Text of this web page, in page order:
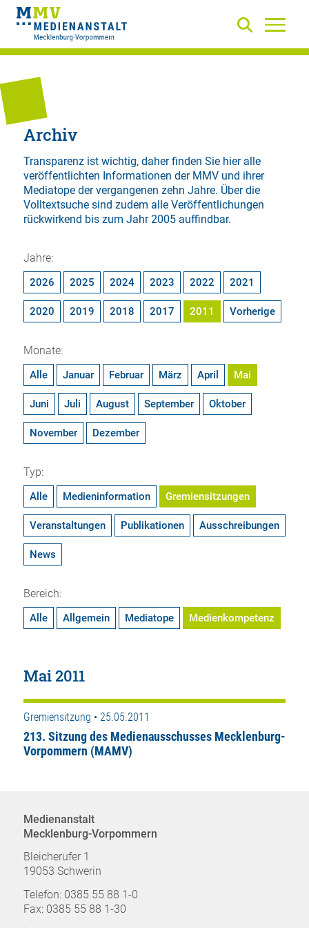
Archiv
Transparenz ist wichtig, daher finden Sie hier alle
veröffentlichten Informationen der MMV und ihrer
Mediatope der vergangenen zehn Jahre. Über die
Volltextsuchesind zudem alle Veröffentlichungen
rückwirkend bis zum Jahr 2005 auffindbar.
Jahre:
2026 2025 2024 2023 2022 2021
2020 2019 2018 2017 2011 Vorherige
Monate:
Alle Januar Februar März April Mai
Juni Juli August September Oktober
November Dezember
Typ:
Alle Medieninformation Gremiensitzungen
Veranstaltungen Publikationen Ausschreibungen
News
Bereich:
Alle Allgemein Mediatope Medienkompetenz
Mai 2011
Gremiensitzung • 25.05.2011
213. Sitzung des Medienausschusses Mecklenburg-
Vorpommern (MAMV)
Medienanstalt
Mecklenburg-Vorpommern
Bleicherufer 1
19053 Schwerin
Telefon: 0385 55 88 1-0
Fax: 0385 55 88 1-30